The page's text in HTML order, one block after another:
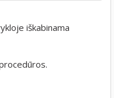
iškabinama